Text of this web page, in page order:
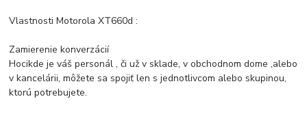
Vlastnosti Motorola XT660d :
Zamierenie konverzácií
Hocikde je váš personál , či už v sklade, v obchodnom dome ,alebo
v kancelárii, môžete sa spojiť len s jednotlivcom alebo skupinou,
ktorú potrebujete.